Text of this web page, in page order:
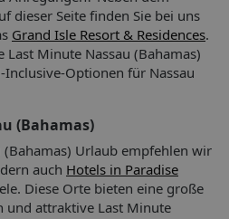
Gebühr
/ VISA, MasterCard, American
klimatisierte Tagungsräume,
alkoholische Getränke,
carte
inklusive
notwendig, gegen
dieser Seite finden Sie bei uns
Grand Isle Resort & Residences.
Last Minute Nassau (Bahamas)
Optionen für Nassau
(Bahamas)
(Bahamas) Urlaub empfehlen wir
auch Hotels in Paradise
Diese Orte bieten eine große
und attraktive Last Minute